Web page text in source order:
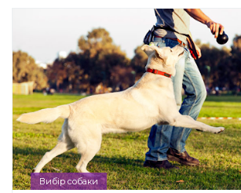
Вибір собаки